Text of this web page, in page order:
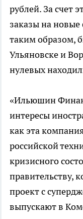
рублей. За счет
заказы на новые
таким образом,
Ульяновске и
нулевых
«Ильюшин
интересы
как эта
российской
кризисного
правительству,
проект с
выпускают в